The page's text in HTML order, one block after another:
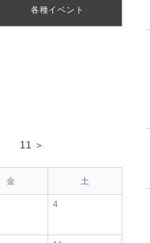
各種イベント
11 ＞
金 土
4